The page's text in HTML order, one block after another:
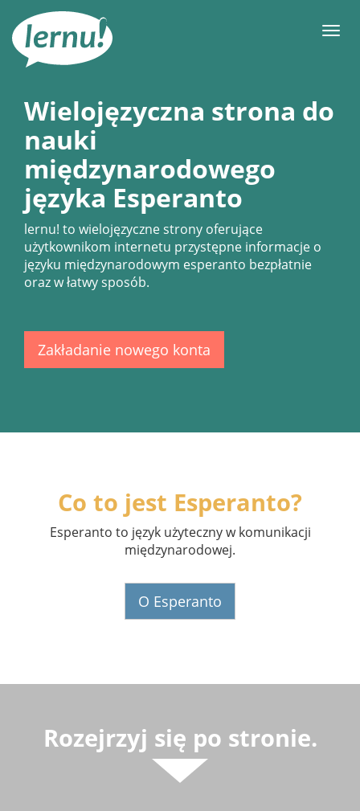
Wielojęzyczna strona do
nauki
międzynarodowego
języka Esperanto
lernu! to wielojęzyczne strony oferujące
użytkownikom internetu przystępne informacje o
języku międzynarodowym esperanto bezpłatnie
oraz w łatwy sposób.
Zakładanie nowego konta
Co to jest Esperanto?
Esperanto to język użyteczny w komunikacji
międzynarodowej.
O Esperanto
Rozejrzyj się po stronie.